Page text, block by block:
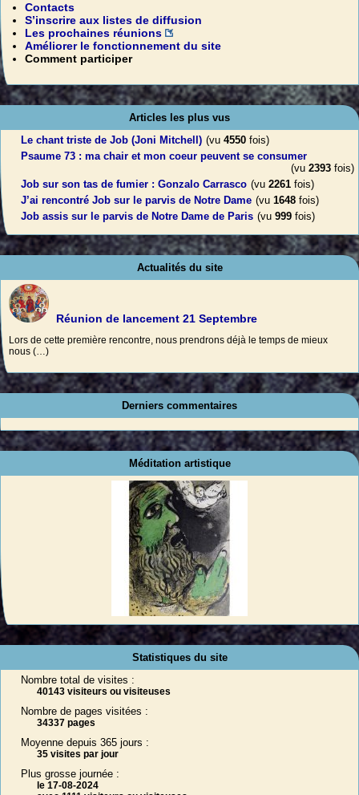
Contacts
S’inscrire aux listes de diffusion
Les prochaines réunions
Améliorer le fonctionnement du site
Comment participer
Articles les plus vus
Le chant triste de Job (Joni Mitchell) (vu 4550 fois)
Psaume 73 : ma chair et mon coeur peuvent se consumer
(vu 2393 fois)
Job sur son tas de fumier : Gonzalo Carrasco (vu 2261 fois)
J’ai rencontré Job sur le parvis de Notre Dame (vu 1648 fois)
Job assis sur le parvis de Notre Dame de Paris (vu 999 fois)
Actualités du site
Réunion de lancement 21 Septembre
Lors de cette première rencontre, nous prendrons déjà le temps de mieux
nous (…)
Derniers commentaires
Méditation artistique
Statistiques du site
Nombre total de visites :
40143 visiteurs ou visiteuses
Nombre de pages visitées :
34337 pages
Moyenne depuis 365 jours :
35 visites par jour
Plus grosse journée :
le 17-08-2024